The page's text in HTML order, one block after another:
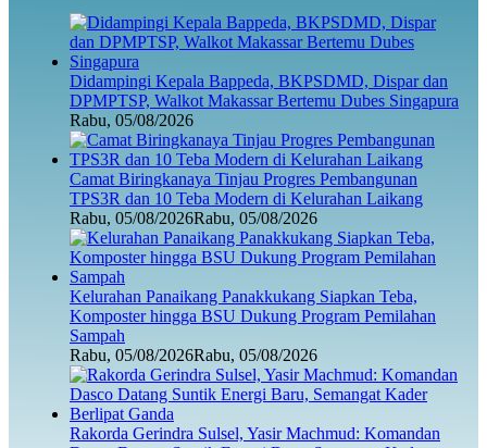
Didampingi Kepala Bappeda, BKPSDMD, Dispar dan
DPMPTSP, Walkot Makassar Bertemu Dubes Singapura
Rabu, 05/08/2026
Camat Biringkanaya Tinjau Progres Pembangunan
TPS3R dan 10 Teba Modern di Kelurahan Laikang
Rabu, 05/08/2026Rabu, 05/08/2026
Kelurahan Panaikang Panakkukang Siapkan Teba,
Komposter hingga BSU Dukung Program Pemilahan
Sampah
Rabu, 05/08/2026Rabu, 05/08/2026
Rakorda Gerindra Sulsel, Yasir Machmud: Komandan